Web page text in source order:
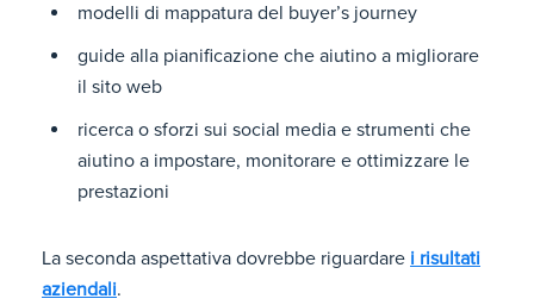
modelli di mappatura del buyer’s journey
guide alla pianificazione che aiutino a migliorare
il sito web
ricerca o sforzi sui social media e strumenti che
aiutino a impostare, monitorare e ottimizzare le
prestazioni
La seconda aspettativa dovrebbe riguardare i risultati
aziendali.